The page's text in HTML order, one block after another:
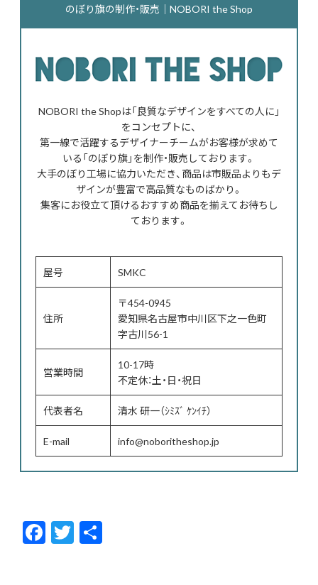
のぼり旗の制作・販売｜NOBORI the Shop
NOBORI the Shopは「良質なデザインをすべての人に」
をコンセプトに、
第一線で活躍するデザイナーチームがお客様が求めて
いる「のぼり旗」を制作・販売しております。
大手のぼり工場に協力いただき、商品は市販品よりもデ
ザインが豊富で高品質なものばかり。
集客にお役立て頂けるおすすめ商品を揃えてお待ちし
ております。
屋号 SMKC
住所
〒454-0945
愛知県名古屋市中川区下之一色町
字古川56-1
営業時間
10-17時
不定休：土・日・祝日
代表者名 清水 研一（ｼﾐｽﾞ ｹﾝｲﾁ）
E-mail info@noboritheshop.jp
F
ac
T
w